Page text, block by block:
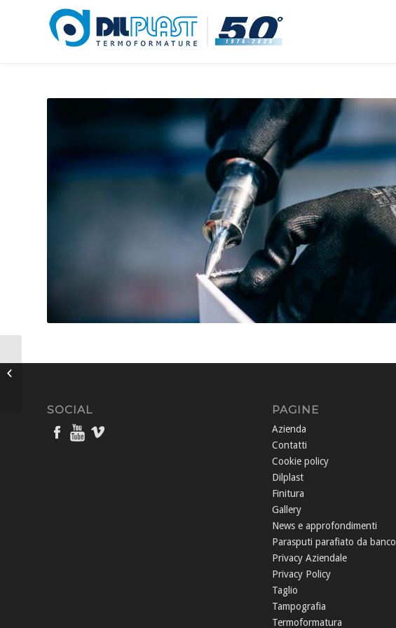
SOCIAL PAGINE
Azienda
Contatti
Cookie policy
Dilplast
Finitura
Gallery
News e approfondimenti
Parasputi parafiato da banco
Privacy Aziendale
Privacy Policy
Taglio
Tampografia
Termoformatura